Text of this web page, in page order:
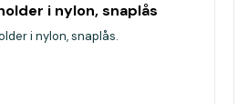
i nylon, snaplås
i nylon, snaplås.